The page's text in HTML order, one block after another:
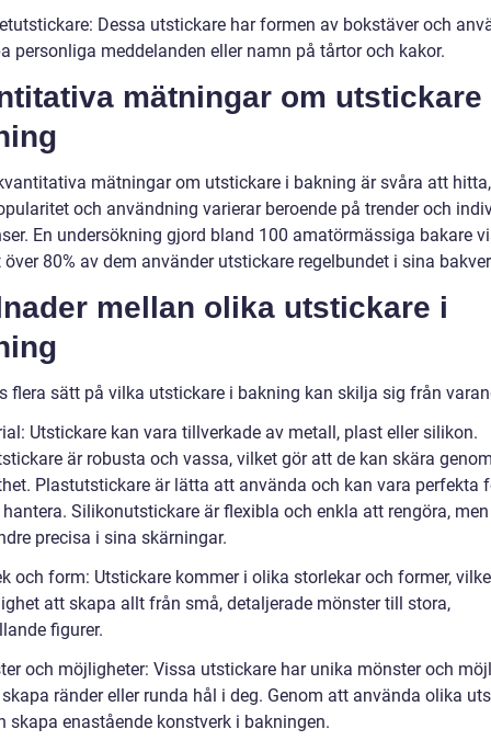
Dessa utstickare har formen av bokstäver och
personliga meddelanden eller namn på tårtor och kakor.
mätningar om utstickare
mätningar om utstickare i bakning är svåra att
och användning varierar beroende på trender och
En undersökning gjord bland 100 amatörmässiga bakare
80% av dem använder utstickare regelbundet i sina
mellan olika utstickare i
flera sätt på vilka utstickare i bakning kan skilja sig från
Utstickare kan vara tillverkade av metall, plast eller silikon.
är robusta och vassa, vilket gör att de kan skära
Plastutstickare är lätta att använda och kan vara perfekta
Silikonutstickare är flexibla och enkla att rengöra,
precisa i sina skärningar.
och form: Utstickare kommer i olika storlekar och former,
att skapa allt från små, detaljerade mönster till stora,
figurer.
och möjligheter: Vissa utstickare har unika mönster och
ränder eller runda hål i deg. Genom att använda olika
skapa enastående konstverk i bakningen.